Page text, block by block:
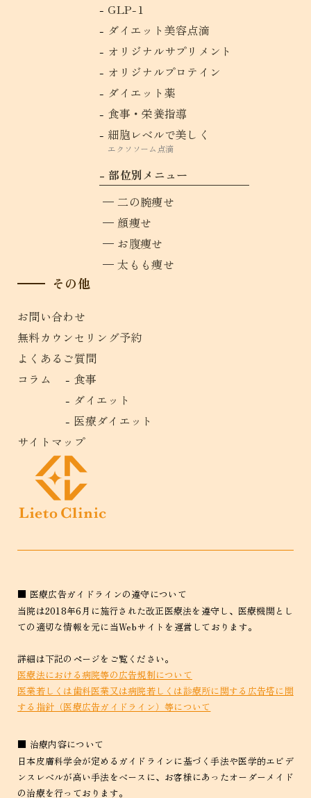
GLP-1
ダイエット美容点滴
オリジナルサプリメント
オリジナルプロテイン
ダイエット薬
食事・栄養指導
細胞レベルで美しく
エクソソーム点滴
部位別メニュー
二の腕痩せ
顔痩せ
お腹痩せ
太もも痩せ
その他
お問い合わせ
無料カウンセリング予約
よくあるご質問
コラム
食事
ダイエット
医療ダイエット
サイトマップ
■ 医療広告ガイドラインの遵守について
当院は2018年6月に施行された改正医療法を遵守し、医療機関とし
ての適切な情報を元に当Webサイトを運営しております。
詳細は下記のページをご覧ください。
医療法における病院等の広告規制について
医業若しくは歯科医業又は病院若しくは診療所に関する広告塔に関
する指針（医療広告ガイドライン）等について
■ 治療内容について
日本皮膚科学会が定めるガイドラインに基づく手法や医学的エビデ
ンスレベルが高い手法をベースに、お客様にあったオーダーメイド
の治療を行っております。